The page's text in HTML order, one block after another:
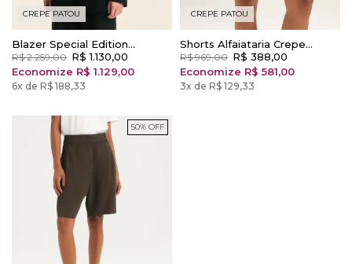
CREPE PATOU
Blazer Special Edition
Alfaiataria Crepe Patou Preto
R$ 2.259,00 R$ 1.130,00
Economize R$ 1.129,00
6x de R$ 188,33
CREPE PATOU
Shorts Alfaiataria Crepe
Patou Bege Champagne
R$ 969,00 R$ 388,00
Economize R$ 581,00
3x de R$ 129,33
50% OFF